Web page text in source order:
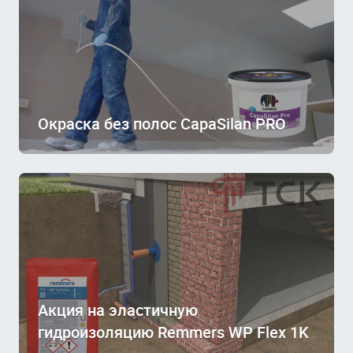
Окраска без полос CapaSilan PRO
Акция на эластичную
гидроизоляцию Remmers WP Flex 1K